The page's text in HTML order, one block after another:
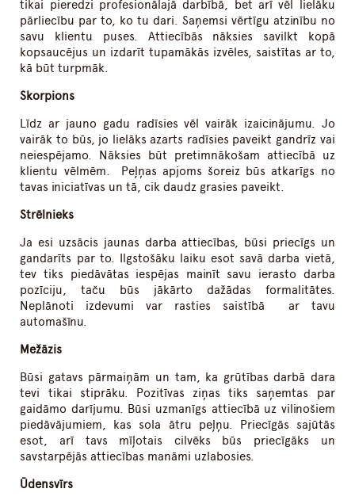
tikai pieredzi profesionālajā darbībā, bet arī vēl lielāku
pārliecību par to, ko tu dari. Saņemsi vērtīgu atzinību no
savu klientu puses. Attiecībās nāksies savilkt kopā
kopsaucējus un izdarīt tupamākās izvēles, saistītas ar to,
kā būt turpmāk.
Skorpions
Līdz ar jauno gadu radīsies vēl vairāk izaicinājumu. Jo
vairāk to būs, jo lielāks azarts radīsies paveikt gandrīz vai
neiespējamo. Nāksies būt pretimnākošam attiecībā uz
klientu vēlmēm. Peļņas apjoms šoreiz būs atkarīgs no
tavas iniciatīvas un tā, cik daudz grasies paveikt.
Strēlnieks
Ja esi uzsācis jaunas darba attiecības, būsi priecīgs un
gandarīts par to. Ilgstošāku laiku esot savā darba vietā,
tev tiks piedāvātas iespējas mainīt savu ierasto darba
pozīciju, taču būs jākārto dažādas formalitātes.
Neplānoti izdevumi var rasties saistībā ar tavu
automašīnu.
Mežāzis
Būsi gatavs pārmaiņām un tam, ka grūtības darbā dara
tevi tikai stiprāku. Pozitīvas ziņas tiks saņemtas par
gaidāmo darījumu. Būsi uzmanīgs attiecībā uz vilinošiem
piedāvājumiem, kas sola ātru peļņu. Priecīgās sajūtās
esot, arī tavs mīļotais cilvēks būs priecīgāks un
savstarpējās attiecības manāmi uzlabosies.
Ūdensvīrs